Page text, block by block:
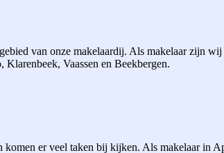
van onze makelaardij. Als makelaar zijn
Vaassen en Beekbergen.
er veel taken bij kijken. Als makelaar in